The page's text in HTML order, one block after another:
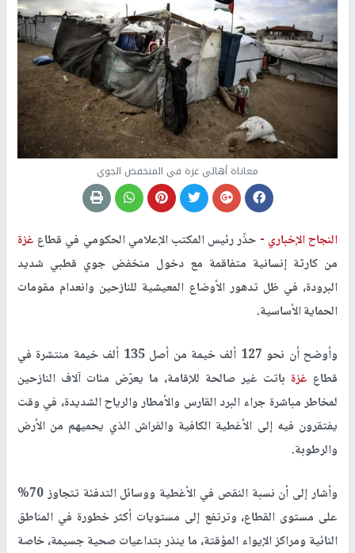
معاناة أهالي غزة في المنخفض الجوي
النجاح الإخباري - حذّر رئيس المكتب الإعلامي الحكومي في قطاع غزة
من كارثة إنسانية متفاقمة مع دخول منخفض جوي قطبي شديد
البرودة، في ظل تدهور الأوضاع المعيشية للنازحين وانعدام مقومات
الحماية الأساسية.
وأوضح أن نحو 127 ألف خيمة من أصل 135 ألف خيمة منتشرة في
قطاع غزة باتت غير صالحة للإقامة، ما يعرّض مئات آلاف النازحين
لمخاطر مباشرة جراء البرد القارس والأمطار والرياح الشديدة، في وقت
يفتقرون فيه إلى الأغطية الكافية والفراش الذي يحميهم من الأرض
والرطوبة.
وأشار إلى أن نسبة النقص في الأغطية ووسائل التدفئة تتجاوز 70%
على مستوى القطاع، وترتفع إلى مستويات أكثر خطورة في المناطق
النائية ومراكز الإيواء المؤقتة، ما ينذر بتداعيات صحية جسيمة، خاصة